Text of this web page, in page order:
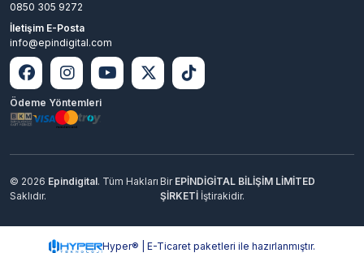
0850 305 9272
İletişim E-Posta
info@epindigital.com
Ödeme Yöntemleri
© 2026 Epindigital. Tüm Hakları
Saklıdır.
Bir EPİNDİGİTAL BİLİŞİM LİMİTED
ŞİRKETİ İştirakidir.
Hyper® | E-Ticaret paketleri ile hazırlanmıştır.